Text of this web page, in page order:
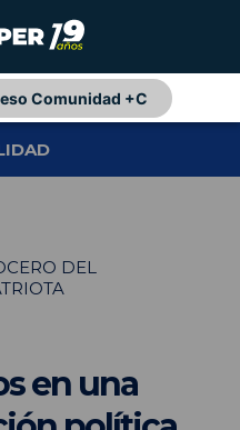
Comunidad +C
DEL
en una